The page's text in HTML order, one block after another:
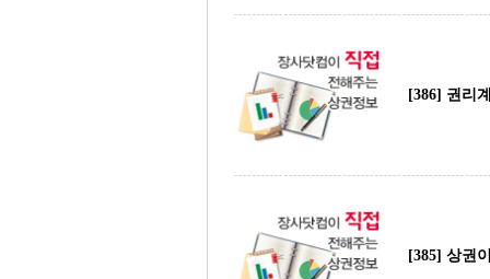
[386] 권리
[385] 상권